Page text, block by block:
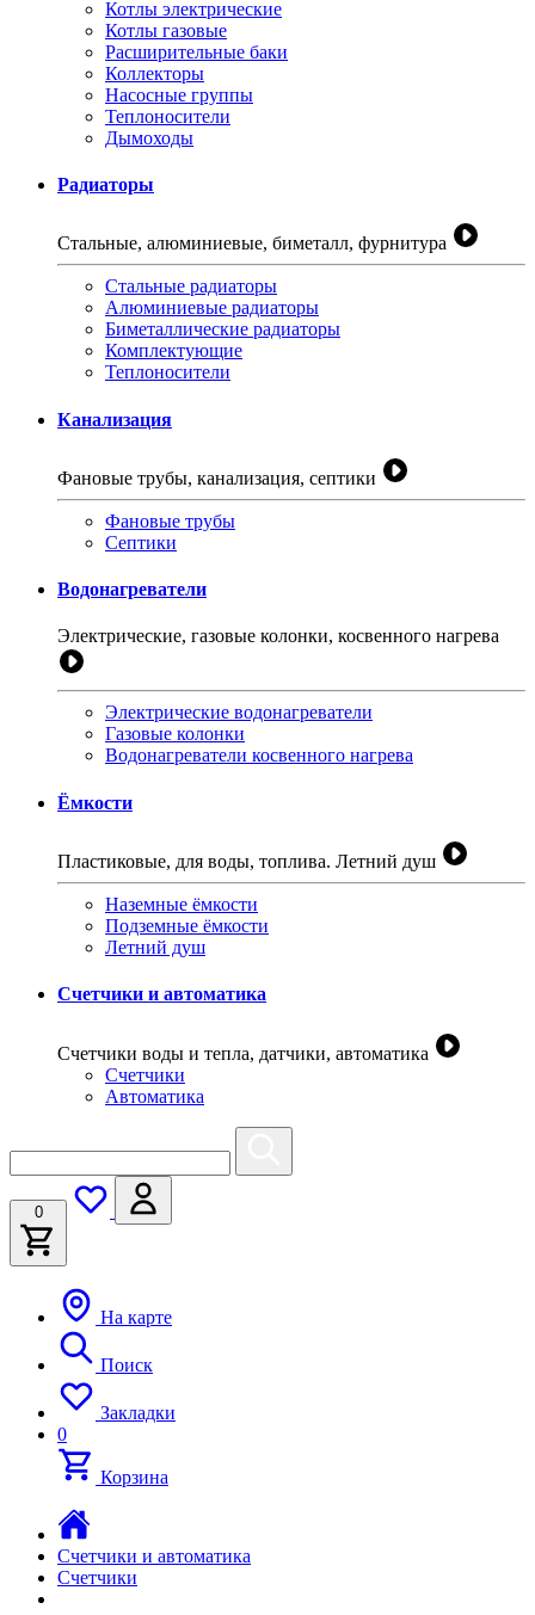
Котлы электрические
Котлы газовые
Расширительные баки
Коллекторы
Насосные группы
Теплоносители
Дымоходы
Радиаторы
Стальные, алюминиевые, биметалл, фурнитура
Стальные радиаторы
Алюминиевые радиаторы
Биметаллические радиаторы
Комплектующие
Теплоносители
Канализация
Фановые трубы, канализация, септики
Фановые трубы
Септики
Водонагреватели
Электрические, газовые колонки, косвенного нагрева
Электрические водонагреватели
Газовые колонки
Водонагреватели косвенного нагрева
Ёмкости
Пластиковые, для воды, топлива. Летний душ
Наземные ёмкости
Подземные ёмкости
Летний душ
Счетчики и автоматика
Счетчики воды и тепла, датчики, автоматика
Счетчики
Автоматика
0
На карте
Поиск
Закладки
0
Корзина
Счетчики и автоматика
Счетчики